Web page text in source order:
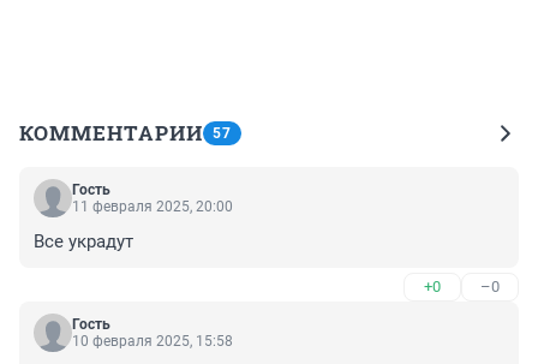
КОММЕНТАРИИ 57
Гость
11 февраля 2025, 20:00
Все украдут
+0 –0
Гость
10 февраля 2025, 15:58